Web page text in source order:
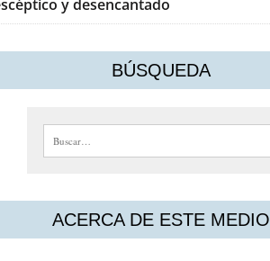
y desencantado
BÚSQUEDA
Buscar:
ACERCA DE ESTE MEDIO